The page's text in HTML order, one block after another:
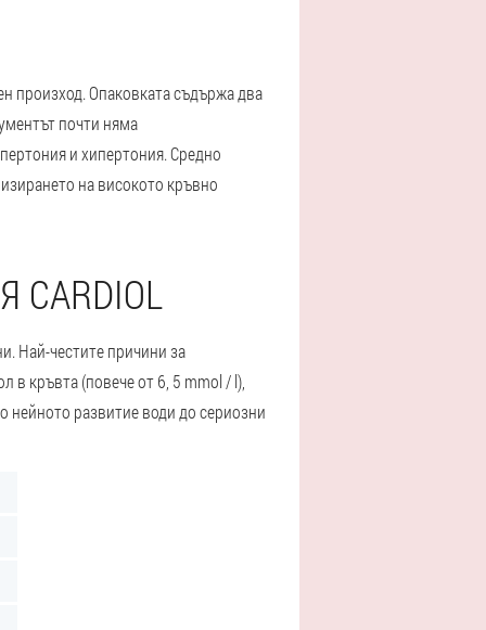
произход. Опаковката съдържа два
почти няма
и хипертония. Средно
на високото кръвно
Най-честите причини за
в кръвта (повече от 6, 5 mmol / l),
нейното развитие води до сериозни